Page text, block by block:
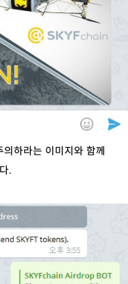
하라는 이미지와 함께
.